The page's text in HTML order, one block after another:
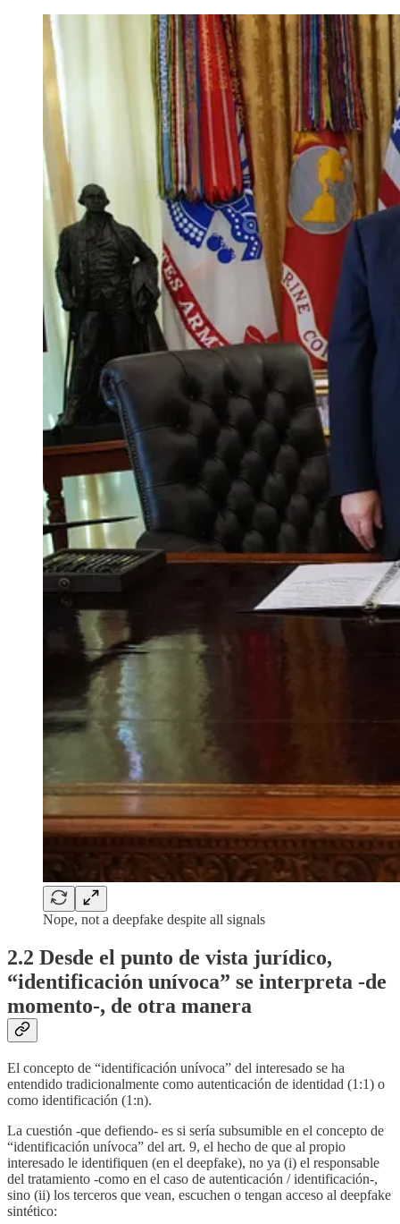
Nope, not a deepfake despite all signals
2.2 Desde el punto de vista jurídico,
“identificación unívoca” se interpreta -de
momento-, de otra manera
El concepto de “identificación unívoca” del interesado se ha
entendido tradicionalmente como autenticación de identidad (1:1) o
como identificación (1:n).
La cuestión -que defiendo- es si sería subsumible en el concepto de
“identificación unívoca” del art. 9, el hecho de que al propio
interesado le identifiquen (en el deepfake), no ya (i) el responsable
del tratamiento -como en el caso de autenticación / identificación-,
sino (ii) los terceros que vean, escuchen o tengan acceso al deepfake
sintético: